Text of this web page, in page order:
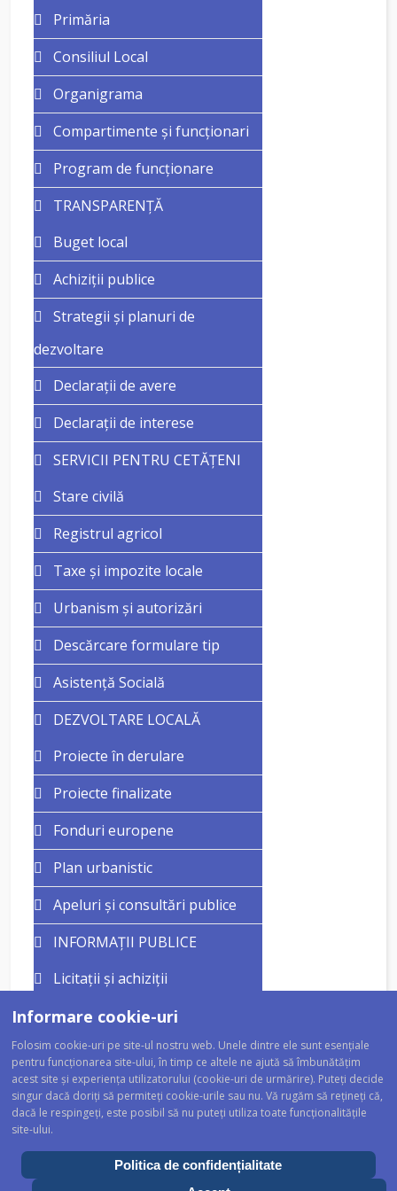
Primăria
Consiliul Local
Organigrama
Compartimente și funcționari
Program de funcționare
TRANSPARENȚĂ
Buget local
Achiziții publice
Strategii și planuri de
dezvoltare
Declarații de avere
Declarații de interese
SERVICII PENTRU CETĂȚENI
Stare civilă
Registrul agricol
Taxe și impozite locale
Urbanism și autorizări
Descărcare formulare tip
Asistență Socială
DEZVOLTARE LOCALĂ
Proiecte în derulare
Proiecte finalizate
Fonduri europene
Plan urbanistic
Apeluri și consultări publice
INFORMAȚII PUBLICE
Licitații și achiziții
Vănzare terenuri
Situații de urgență
Evenimente și campanii locale
© 2025 COMUNA ASUAJU DE SUS. TOATE DREPTURILE REZERVATE.
Informare cookie-uri
Folosim cookie-uri pe site-ul nostru web. Unele dintre ele sunt esențiale
pentru funcționarea site-ului, în timp ce altele ne ajută să îmbunătățim
acest site și experiența utilizatorului (cookie-uri de urmărire). Puteți decide
singur dacă doriți să permiteți cookie-urile sau nu. Vă rugăm să rețineți că,
dacă le respingeți, este posibil să nu puteți utiliza toate funcționalitățile
site-ului.
Politica de confidențialitate